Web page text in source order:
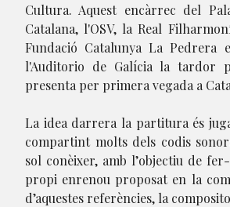
Cultura. Aquest encàrrec del
Catalana, l'OSV, la Real
Fundació Catalunya La Pedrera
l'Auditorio de Galícia la tardor
presenta per primera vegada a
La idea darrera la partitura és
compartint molts dels codis
sol conèixer, amb l’objectiu de
propi enrenou proposat en la
d’aquestes referències, la